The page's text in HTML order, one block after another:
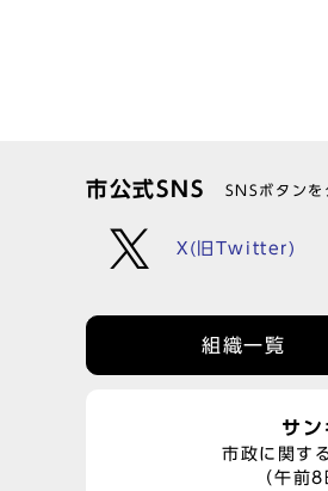
市公式SNS SNSボタンを
X(旧Twitter)
組織一覧
サン
市政に関す
（午前